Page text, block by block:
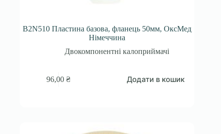
B2N510 Пластина базова, фланець 50мм, ОксМед
Німеччина
Двокомпонентні калоприймачі
96,00₴ Додати в кошик